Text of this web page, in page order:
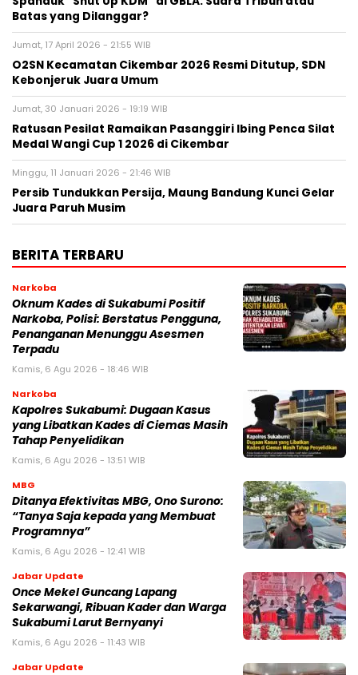
Batas yang Dilanggar?
Jumat, 17 April 2026 - 21:55 WIB
‎O2SN Kecamatan Cikembar 2026 Resmi Ditutup, SDN
Kebonjeruk Juara Umum
Jumat, 30 Januari 2026 - 19:19 WIB
Ratusan Pesilat Ramaikan Pasanggiri Ibing Penca Silat
Medal Wangi Cup 1 2026 di Cikembar
Minggu, 11 Januari 2026 - 21:46 WIB
Persib Tundukkan Persija, Maung Bandung Kunci Gelar
Juara Paruh Musim
BERITA TERBARU
Narkoba
Oknum Kades di Sukabumi Positif
Narkoba, Polisi: Berstatus Pengguna,
Penanganan Menunggu Asesmen
Terpadu
Kamis, 6 Agu 2026 - 18:46 WIB
Narkoba
Kapolres Sukabumi: Dugaan Kasus
yang Libatkan Kades di Ciemas Masih
Tahap Penyelidikan
Kamis, 6 Agu 2026 - 13:51 WIB
MBG
‎Ditanya Efektivitas MBG, Ono Surono:
“Tanya Saja kepada yang Membuat
Programnya”‎
Kamis, 6 Agu 2026 - 12:41 WIB
Jabar Update
Once Mekel Guncang Lapang
Sekarwangi, Ribuan Kader dan Warga
Sukabumi Larut Bernyanyi
Kamis, 6 Agu 2026 - 11:43 WIB
Jabar Update